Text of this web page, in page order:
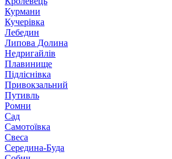
Курмани
Кучерівка
Лебедин
Липова Долина
Недригайлів
Плавинище
Підліснівка
Привокзальний
Путивль
Ромни
Сад
Самотоївка
Свеса
Середина-Буда